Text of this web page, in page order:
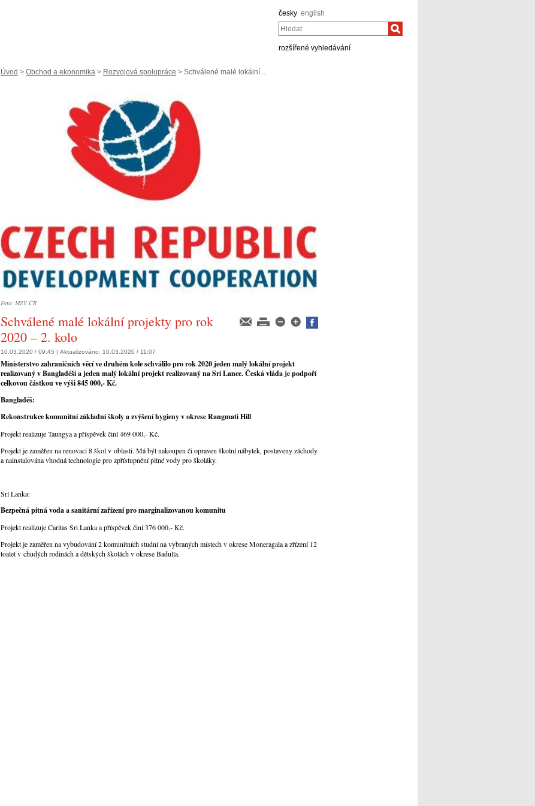
česky english
Hledat
rozšířené vyhledávání
Úvod > Obchod a ekonomika > Rozvojová spolupráce > Schválené malé lokální...
Foto: MZV ČR
Schválené malé lokální projekty pro rok
2020 – 2. kolo
10.03.2020 / 09:45 | Aktualizováno: 10.03.2020 / 11:07
Ministerstvo zahraničních věcí ve druhém kole schválilo pro rok 2020 jeden malý lokální projekt
realizovaný v Bangladéši a jeden malý lokální projekt realizovaný na Srí Lance. Česká vláda je podpoří
celkovou částkou ve výši 845 000,- Kč.
Bangladéš:
Rekonstrukce komunitní základní školy a zvýšení hygieny v okrese Rangmati Hill
Projekt realizuje Taungya a příspěvek činí 469 000,- Kč.
Projekt je zaměřen na renovaci 8 škol v oblasti. Má být nakoupen či opraven školní nábytek, postaveny záchody
a nainstalována vhodná technologie pro zpřístupnění pitné vody pro školáky.
Srí Lanka:
Bezpečná pitná voda a sanitární zařízení pro marginalizovanou komunitu
Projekt realizuje Caritas Sri Lanka a příspěvek činí 376 000,- Kč.
Projekt je zaměřen na vybudování 2 komunitních studní na vybraných místech v okrese Moneragala a zřízení 12
toalet v chudých rodinách a dětských školách v okrese Badulla.